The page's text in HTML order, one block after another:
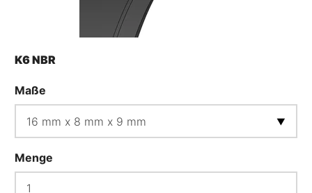
K6 NBR
Maße
Menge